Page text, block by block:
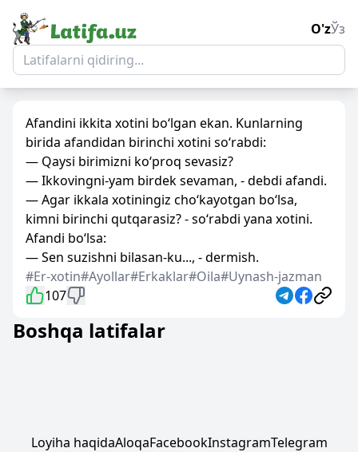
O'zЎз
Afandini ikkita xotini bo‘lgan ekan. Kunlarning
birida afandidan birinchi xotini so‘rabdi:
— Qaysi birimizni ko‘proq sevasiz?
— Ikkovingni-yam birdek sevaman, - debdi afandi.
— Agar ikkala xotiningiz cho‘kayotgan bo‘lsa,
kimni birinchi qutqarasiz? - so‘rabdi yana xotini.
Afandi bo‘lsa:
— Sen suzishni bilasan-ku..., - dermish.
#Er-xotin#Ayollar#Erkaklar#Oila#Uynash-jazman
107
Boshqa latifalar
Loyiha haqidaAloqaFacebookInstagramTelegram